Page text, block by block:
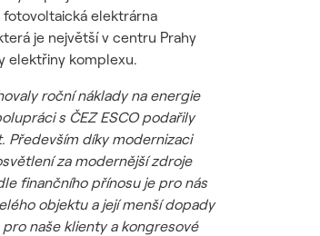
fotovoltaická elektrárna
je největší v centru Prahy
elektřiny komplexu.
roční náklady na energie
s ČEZ ESCO podařily
díky modernizaci
za modernější zdroje
finančního přínosu je pro nás
objektu a její menší dopady
naše klienty a kongresové